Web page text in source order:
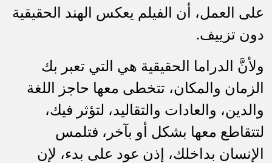
على العمل، أن الفيلم يعكس الهند الحقيقية
دون تزييف.
ولأنَّ الدراما الحقيقية هي التي تعبر بك
الزمان والمكان، تتخطى معها حاجز اللغة
والدين، والعادات والتقاليد، لتؤثر فيك،
لتتقاطع معها بشكل أو بآخر، فتلمس
الإنسان بداخلك، إذن عود على بدء، لإن